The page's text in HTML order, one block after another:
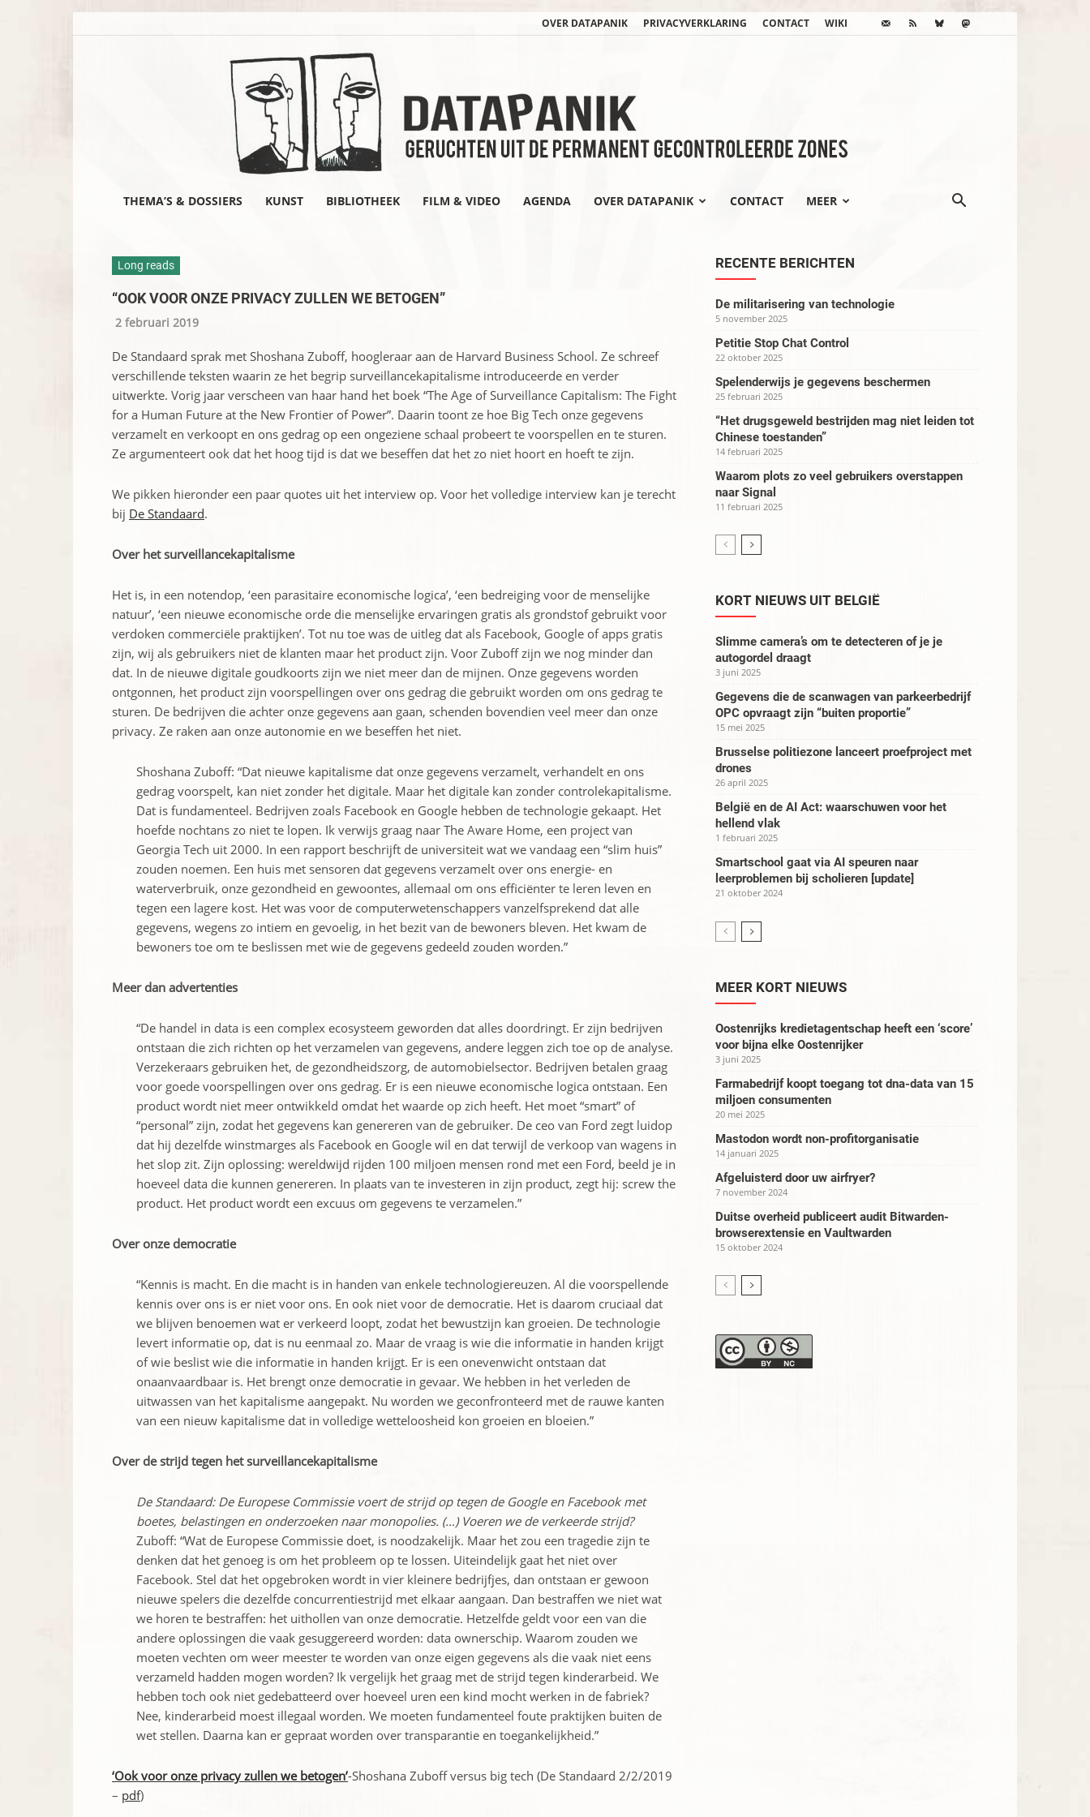
OVER DATAPANIK PRIVACYVERKLARING CONTACT WIKI
THEMA’S & DOSSIERS KUNST BIBLIOTHEEK FILM & VIDEO AGENDA OVER DATAPANIK CONTACT MEER
Long reads
“OOK VOOR ONZE PRIVACY ZULLEN WE BETOGEN”
2 februari 2019
De Standaard sprak met Shoshana Zuboff, hoogleraar aan de Harvard Business School. Ze schreef
verschillende teksten waarin ze het begrip surveillancekapitalisme introduceerde en verder
uitwerkte. Vorig jaar verscheen van haar hand het boek “The Age of Surveillance Capitalism: The Fight
for a Human Future at the New Frontier of Power”. Daarin toont ze hoe Big Tech onze gegevens
verzamelt en verkoopt en ons gedrag op een ongeziene schaal probeert te voorspellen en te sturen.
Ze argumenteert ook dat het hoog tijd is dat we beseffen dat het zo niet hoort en hoeft te zijn.
We pikken hieronder een paar quotes uit het interview op. Voor het volledige interview kan je terecht
bij De Standaard.
Over het surveillancekapitalisme
Het is, in een notendop, ‘een parasitaire economische logica’, ‘een bedreiging voor de menselijke
natuur’, ‘een nieuwe economische orde die menselijke ervaringen gratis als grondstof gebruikt voor
verdoken commerciële praktijken’. Tot nu toe was de uitleg dat als Facebook, Google of apps gratis
zijn, wij als gebruikers niet de klanten maar het product zijn. Voor Zuboff zijn we nog minder dan
dat. In de nieuwe digitale goudkoorts zijn we niet meer dan de mijnen. Onze gegevens worden
ontgonnen, het product zijn voorspellingen over ons gedrag die gebruikt worden om ons gedrag te
sturen. De bedrijven die achter onze gegevens aan gaan, schenden bovendien veel meer dan onze
privacy. Ze raken aan onze autonomie en we beseffen het niet.
Shoshana Zuboff: “Dat nieuwe kapitalisme dat onze gegevens verzamelt, verhandelt en ons
gedrag voorspelt, kan niet zonder het digitale. Maar het digitale kan zonder controlekapitalisme.
Dat is fundamenteel. Bedrijven zoals Facebook en Google hebben de technologie gekaapt. Het
hoefde nochtans zo niet te lopen. Ik verwijs graag naar The Aware Home, een project van
Georgia Tech uit 2000. In een rapport beschrijft de universiteit wat we vandaag een “slim huis”
zouden noemen. Een huis met sensoren dat gegevens verzamelt over ons energie- en
waterverbruik, onze gezondheid en gewoontes, allemaal om ons efficiënter te leren leven en
tegen een lagere kost. Het was voor de computerwetenschappers vanzelfsprekend dat alle
gegevens, wegens zo intiem en gevoelig, in het bezit van de bewoners bleven. Het kwam de
bewoners toe om te beslissen met wie de gegevens gedeeld zouden worden.”
Meer dan advertenties
“De handel in data is een complex ecosysteem geworden dat alles doordringt. Er zijn bedrijven
ontstaan die zich richten op het verzamelen van gegevens, andere leggen zich toe op de analyse.
Verzekeraars gebruiken het, de gezondheidszorg, de automobielsector. Bedrijven betalen graag
voor goede voorspellingen over ons gedrag. Er is een nieuwe economische logica ontstaan. Een
product wordt niet meer ontwikkeld omdat het waarde op zich heeft. Het moet “smart” of
“personal” zijn, zodat het gegevens kan genereren van de gebruiker. De ceo van Ford zegt luidop
dat hij dezelfde winstmarges als Facebook en Google wil en dat terwijl de verkoop van wagens in
het slop zit. Zijn oplossing: wereldwijd rijden 100 miljoen mensen rond met een Ford, beeld je in
hoeveel data die kunnen genereren. In plaats van te investeren in zijn product, zegt hij: screw the
product. Het product wordt een excuus om gegevens te verzamelen.”
Over onze democratie
“Kennis is macht. En die macht is in handen van enkele technologiereuzen. Al die voorspellende
kennis over ons is er niet voor ons. En ook niet voor de democratie. Het is daarom cruciaal dat
we blijven benoemen wat er verkeerd loopt, zodat het bewustzijn kan groeien. De technologie
levert informatie op, dat is nu eenmaal zo. Maar de vraag is wie die informatie in handen krijgt
of wie beslist wie die informatie in handen krijgt. Er is een onevenwicht ontstaan dat
onaanvaardbaar is. Het brengt onze democratie in gevaar. We hebben in het verleden de
uitwassen van het kapitalisme aangepakt. Nu worden we geconfronteerd met de rauwe kanten
van een nieuw kapitalisme dat in volledige wetteloosheid kon groeien en bloeien.”
Over de strijd tegen het surveillancekapitalisme
De Standaard: De Europese Commissie voert de strijd op tegen de Google en Facebook met
boetes, belastingen en onderzoeken naar monopolies. (…) Voeren we de verkeerde strijd?
Zuboff: “Wat de Europese Commissie doet, is noodzakelijk. Maar het zou een tragedie zijn te
denken dat het genoeg is om het probleem op te lossen. Uiteindelijk gaat het niet over
Facebook. Stel dat het opgebroken wordt in vier kleinere bedrijfjes, dan ontstaan er gewoon
nieuwe spelers die dezelfde concurrentiestrijd met elkaar aangaan. Dan bestraffen we niet wat
we horen te bestraffen: het uithollen van onze democratie. Hetzelfde geldt voor een van die
andere oplossingen die vaak gesuggereerd worden: data ownerschip. Waarom zouden we
moeten vechten om weer meester te worden van onze eigen gegevens als die vaak niet eens
verzameld hadden mogen worden? Ik vergelijk het graag met de strijd tegen kinderarbeid. We
hebben toch ook niet gedebatteerd over hoeveel uren een kind mocht werken in de fabriek?
Nee, kinderarbeid moest illegaal worden. We moeten fundamenteel foute praktijken buiten de
wet stellen. Daarna kan er gepraat worden over transparantie en toegankelijkheid.”
‘Ook voor onze privacy zullen we betogen’-Shoshana Zuboff versus big tech (De Standaard 2/2/2019
– pdf)
RECENTE BERICHTEN
De militarisering van technologie
5 november 2025
Petitie Stop Chat Control
22 oktober 2025
Spelenderwijs je gegevens beschermen
25 februari 2025
“Het drugsgeweld bestrijden mag niet leiden tot
Chinese toestanden”
14 februari 2025
Waarom plots zo veel gebruikers overstappen
naar Signal
11 februari 2025
KORT NIEUWS UIT BELGIË
Slimme camera’s om te detecteren of je je
autogordel draagt
3 juni 2025
Gegevens die de scanwagen van parkeerbedrijf
OPC opvraagt zijn “buiten proportie”
15 mei 2025
Brusselse politiezone lanceert proefproject met
drones
26 april 2025
België en de AI Act: waarschuwen voor het
hellend vlak
1 februari 2025
Smartschool gaat via AI speuren naar
leerproblemen bij scholieren [update]
21 oktober 2024
MEER KORT NIEUWS
Oostenrijks kredietagentschap heeft een ‘score’
voor bijna elke Oostenrijker
3 juni 2025
Farmabedrijf koopt toegang tot dna-data van 15
miljoen consumenten
20 mei 2025
Mastodon wordt non-profitorganisatie
14 januari 2025
Afgeluisterd door uw airfryer?
7 november 2024
Duitse overheid publiceert audit Bitwarden-
browserextensie en Vaultwarden
15 oktober 2024